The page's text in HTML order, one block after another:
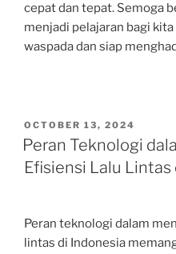
cepat dan tepat. Semoga
menjadi pelajaran bagi
waspada dan siap
POSTED
ON
OCTOBER 13, 2024
Peran Teknologi
Efisiensi Lalu
Peran teknologi dalam
lintas di Indonesia